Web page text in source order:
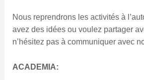
Nous reprendrons les activités à
avez des idées ou voulez partager
n’hésitez pas à communiquer avec
ACADEMIA: